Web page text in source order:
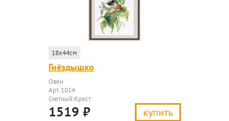
18x44см
Гнёздышко
Овен
Арт. 1014
Счетный Крест
1519 ₽ купить